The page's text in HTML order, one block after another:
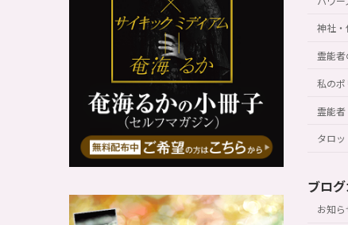
神社・
霊能者
私のポ
霊能者
タロ
ブロ
お知ら